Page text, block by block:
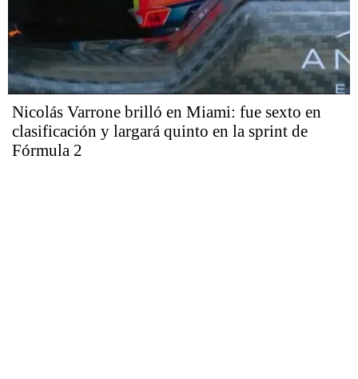
Nicolás Varrone brilló en Miami: fue sexto en
clasificación y largará quinto en la sprint de
Fórmula 2